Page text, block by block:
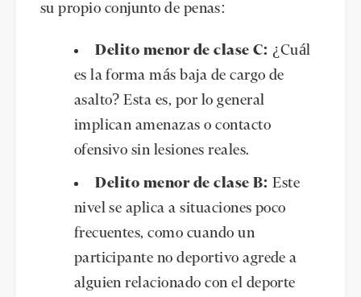
su propio conjunto de penas:
Delito menor de clase C: ¿Cuál
es la forma más baja de cargo de
asalto? Esta es, por lo general
implican amenazas o contacto
ofensivo sin lesiones reales.
Delito menor de clase B:Este
nivel se aplica a situaciones poco
frecuentes, como cuando un
participante no deportivo agrede a
alguien relacionado con el deporte